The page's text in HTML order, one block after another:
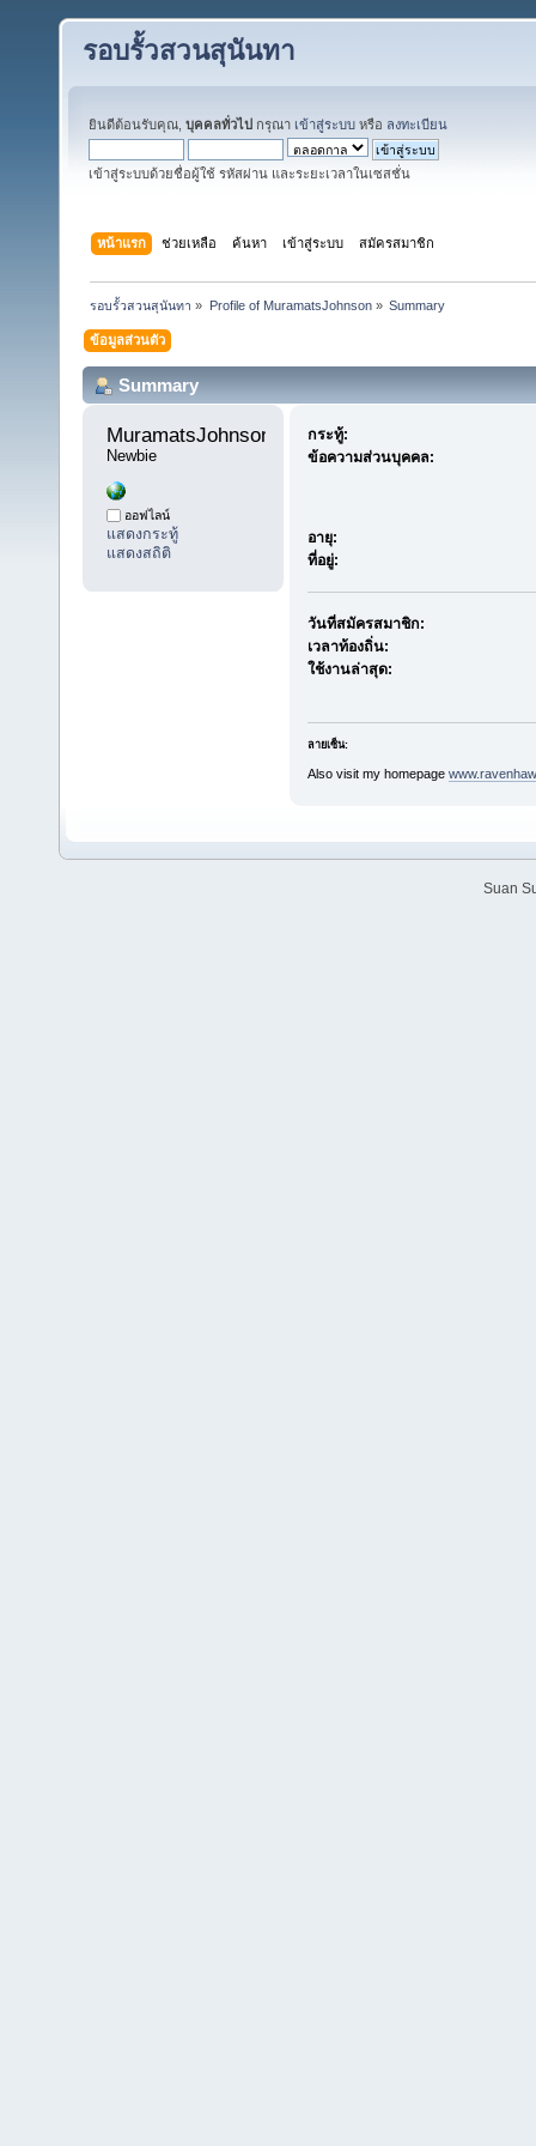
รอบรั้วสวนสุนันทา
ยินดีต้อนรับคุณ, บุคคลทั่วไป กรุณา เข้าสู่ระบบ หรือ ลงทะเบียน
เข้าสู่ระบบด้วยชื่อผู้ใช้ รหัสผ่าน และระยะเวลาในเซสชั่น
หน้าแรก ช่วยเหลือ ค้นหา เข้าสู่ระบบ สมัครสมาชิก
รอบรั้วสวนสุนันทา » Profile of MuramatsJohnson» Summary
ข้อมูลส่วนตัว
Summary
Newbie
ออฟไลน์
แสดงกระทู้
แสดงสถิติ
กระทู้:
ข้อความส่วนบุคคล:
อายุ:
ที่อยู่:
วันที่สมัครสมาชิก:
เวลาท้องถิ่น:
ใช้งานล่าสุด:
ลายเซ็น:
Also visit my homepage
Suan